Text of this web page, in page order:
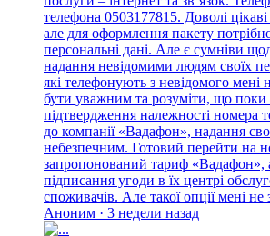
телефона 0503177815. Доволі
але для оформлення пакету
персональні дані. Але є сумніви
надання невідомими людям своїх
які телефонують з невідомого мені
бути уважним та розуміти, що поки
підтвердження належності номера
до компанії «Вадафон», надання
небезпечним. Готовий перейти на
запропонований тариф «Вадафон»,
підписання угоди в їх центрі
споживачів. Але такої опції мені
Аноним · 3 недели назад